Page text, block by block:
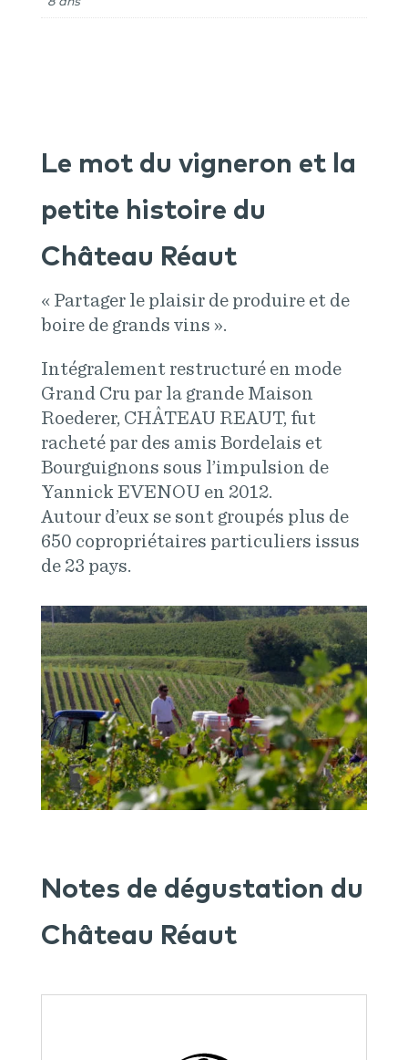
Le mot du vigneron et la
petite histoire du
Château Réaut
« Partager le plaisir de produire et de
boire de grands vins ».
Intégralement restructuré en mode
Grand Cru par la grande Maison
Roederer, CHÂTEAU REAUT, fut
racheté par des amis Bordelais et
Bourguignons sous l’impulsion de
Yannick EVENOU en 2012.
Autour d’eux se sont groupés plus de
650 copropriétaires particuliers issus
de 23 pays.
Notes de dégustation du
Château Réaut